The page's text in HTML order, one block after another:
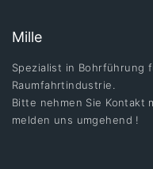
Mille
Spezialist in Bohrführung
Raumfahrtindustrie.
Bitte nehmen Sie Kontakt
melden uns umgehend !